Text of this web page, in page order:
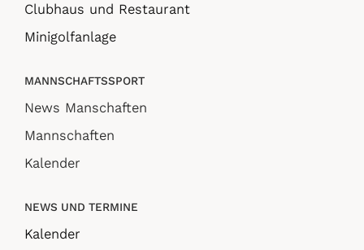
Clubhaus und Restaurant
Minigolfanlage
MANNSCHAFTSSPORT
News Manschaften
Mannschaften
Kalender
NEWS UND TERMINE
Kalender